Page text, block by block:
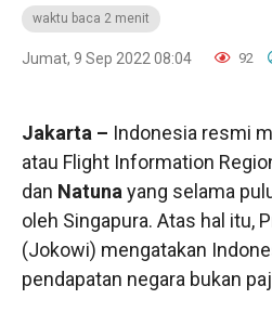
waktu baca 2 menit
Jumat, 9 Sep 2022 08:04 92
Jakarta – Indonesia resmi
atau Flight Information
dan Natuna yang selama
oleh Singapura. Atas hal itu,
(Jokowi) mengatakan
pendapatan negara bukan